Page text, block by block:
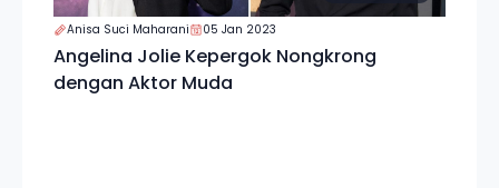
Anisa Suci Maharani 05 Jan 2023
Angelina Jolie Kepergok Nongkrong
dengan Aktor Muda